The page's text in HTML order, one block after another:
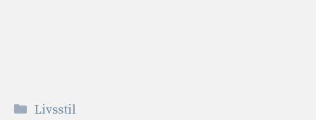
Kategorier
Livsstil